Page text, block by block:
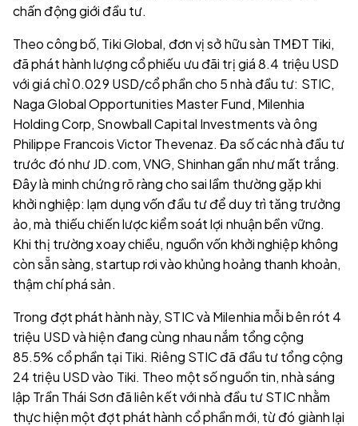
chấn động giới đầu tư.
Theo công bố, Tiki Global, đơn vị sở hữu sàn TMĐT Tiki,
đã phát hành lượng cổ phiếu ưu đãi trị giá 8.4 triệu USD
với giá chỉ 0.029 USD/cổ phần cho 5 nhà đầu tư: STIC,
Naga Global Opportunities Master Fund, Milenhia
Holding Corp, Snowball Capital Investments và ông
Philippe Francois Victor Thevenaz. Đa số các nhà đầu tư
trước đó như JD.com, VNG, Shinhan gần như mất trắng.
Đây là minh chứng rõ ràng cho sai lầm thường gặp khi
khởi nghiệp: lạm dụng vốn đầu tư để duy trì tăng trưởng
ảo, mà thiếu chiến lược kiểm soát lợi nhuận bền vững.
Khi thị trường xoay chiều, nguồn vốn khởi nghiệp không
còn sẵn sàng, startup rơi vào khủng hoảng thanh khoản,
thậm chí phá sản.
Trong đợt phát hành này, STIC và Milenhia mỗi bên rót 4
triệu USD và hiện đang cùng nhau nắm tổng cộng
85.5% cổ phần tại Tiki. Riêng STIC đã đầu tư tổng cộng
24 triệu USD vào Tiki. Theo một số nguồn tin, nhà sáng
lập Trần Thái Sơn đã liên kết với nhà đầu tư STIC nhằm
thực hiện một đợt phát hành cổ phần mới, từ đó giành lại